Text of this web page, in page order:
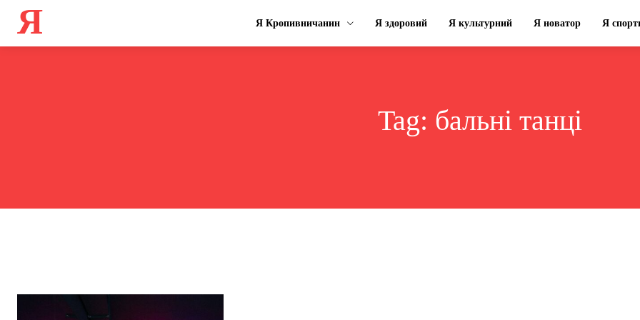
Я Я Кропивничанин Я здоровий Я культурний Я новатор Я
Tag: бальні танці